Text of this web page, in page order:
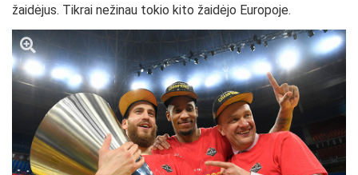
žaidėjus. Tikrai nežinau tokio kito žaidėjo Europoje.